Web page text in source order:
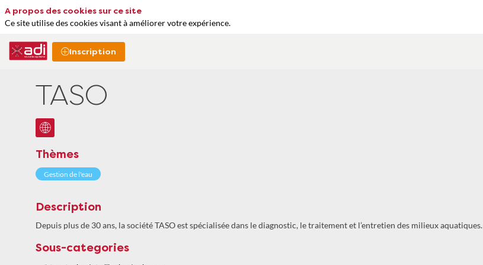
Inscription
TASO
Thèmes
Gestion de l'eau
Description
Depuis plus de 30 ans, la société TASO est spécialisée dans le diagnostic, le traitement et l’entretien des milieux aquatiques.
Sous-categories
A propos des cookies sur ce site
Ce site utilise des cookies visant à améliorer votre expérience.